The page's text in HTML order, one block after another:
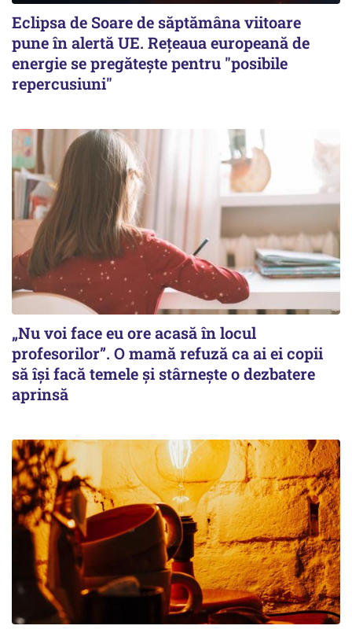
Eclipsa de Soare de săptămâna viitoare
pune în alertă UE. Rețeaua europeană de
energie se pregătește pentru "posibile
repercusiuni"
„Nu voi face eu ore acasă în locul
profesorilor”. O mamă refuză ca ai ei copii
să își facă temele și stârnește o dezbatere
aprinsă